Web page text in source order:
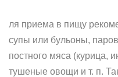
ля приема в пищу
супы или бульоны,
постного мяса (курица,
тушеные овощи и т. п.